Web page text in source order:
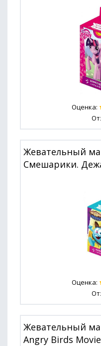
Оценка:
Жевательный
Смешарики.
Оценка:
Жевательный
Angry Birds